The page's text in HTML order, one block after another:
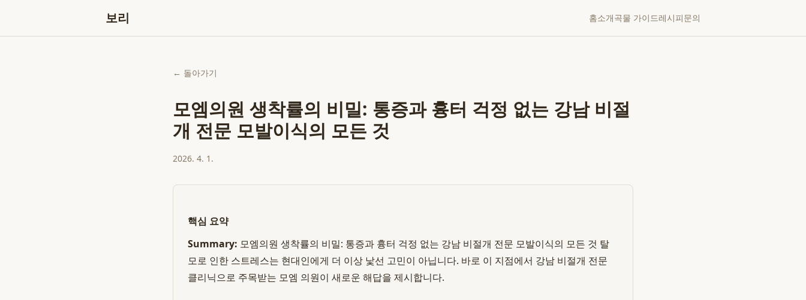
보리 홈소개곡물 가이드레시피문의
← 돌아가기
모엠의원 생착률의 비밀: 통증과 흉터 걱정 없는 강남 비절
개 전문 모발이식의 모든 것
2026. 4. 1.
핵심 요약
Summary: 모엠의원 생착률의 비밀: 통증과 흉터 걱정 없는 강남 비절개 전문 모발이식의 모든 것 탈
모로 인한 스트레스는 현대인에게 더 이상 낯선 고민이 아닙니다. 바로 이 지점에서 강남 비절개 전문
클리닉으로 주목받는 모엠 의원이 새로운 해답을 제시합니다.